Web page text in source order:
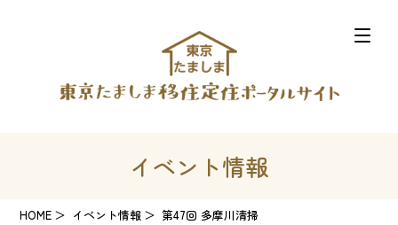
イベント情報
HOME イベント情報 第47回 多摩川清掃